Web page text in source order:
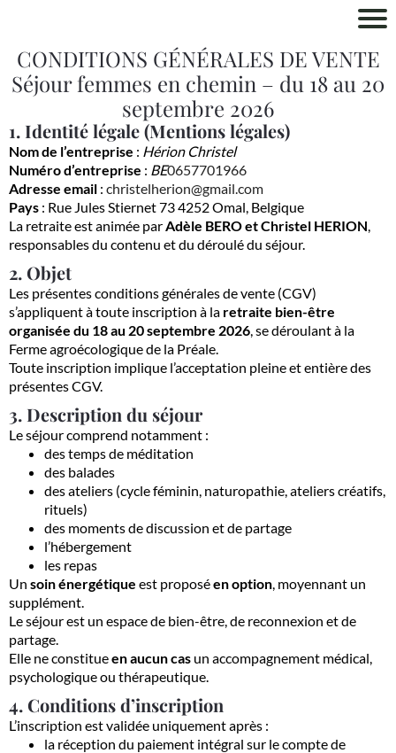
CONDITIONS GÉNÉRALES DE VENTE
Séjour femmes en chemin – du 18 au 20
septembre 2026
1. Identité légale (Mentions légales)
Nom de l’entreprise : Hérion Christel
Numéro d’entreprise : BE0657701966
Adresse email : christelherion@gmail.com
Pays : Rue Jules Stiernet 73 4252 Omal, Belgique
La retraite est animée parAdèle BERO et Christel HERION,
responsables du contenu et du déroulé du séjour.
2. Objet
Les présentes conditions générales de vente (CGV)
s’appliquent à toute inscription à la retraite bien-être
organisée du 18 au 20 septembre 2026, se déroulant à la
Ferme agroécologique de la Préale.
Toute inscription implique l’acceptation pleine et entière des
présentes CGV.
3. Description du séjour
Le séjour comprend notamment :
des temps de méditation
des balades
des ateliers (cycle féminin, naturopathie, ateliers créatifs,
rituels)
des moments de discussion et de partage
l’hébergement
les repas
Un soin énergétique est proposéen option, moyennant un
supplément.
Le séjour est un espace de bien-être, de reconnexion et de
partage.
Elle ne constitueen aucun cas un accompagnement médical,
psychologique ou thérapeutique.
4. Conditions d’inscription
L’inscription est validée uniquement après :
la réception du paiement intégral sur le compte de